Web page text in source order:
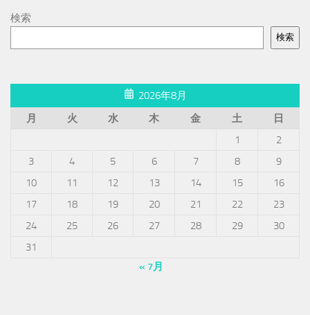
検索
検索
2026年8月
月
火 水 木 金 土
日
1
2
3
4 5 6 7 8
9
10
11 12 13 14 15
16
17
18 19 20 21 22
23
24
25 26 27 28 29
30
31
« 7月